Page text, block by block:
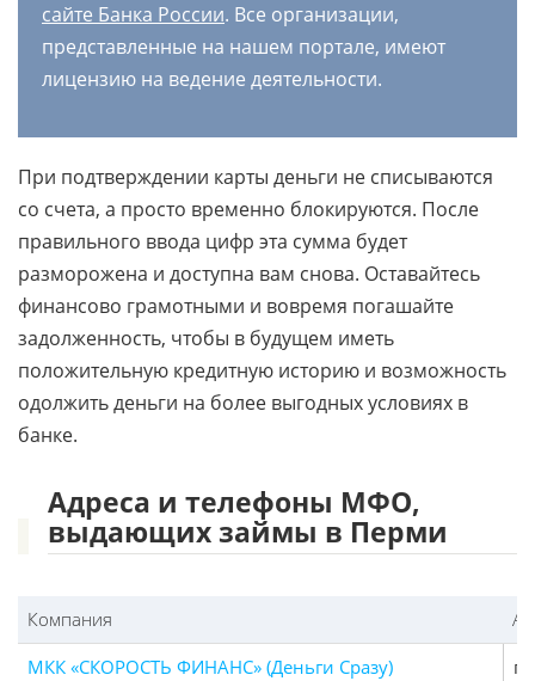
сайте Банка России. Все организации,
представленные на нашем портале, имеют
лицензию на ведение деятельности.
При подтверждении карты деньги не списываются
со счета, а просто временно блокируются. После
правильного ввода цифр эта сумма будет
разморожена и доступна вам снова. Оставайтесь
финансово грамотными и вовремя погашайте
задолженность, чтобы в будущем иметь
положительную кредитную историю и возможность
одолжить деньги на более выгодных условиях в
банке.
Адреса и телефоны МФО,
выдающих займы в Перми
Компания
МКК «СКОРОСТЬ ФИНАНС» (Деньги Сразу)